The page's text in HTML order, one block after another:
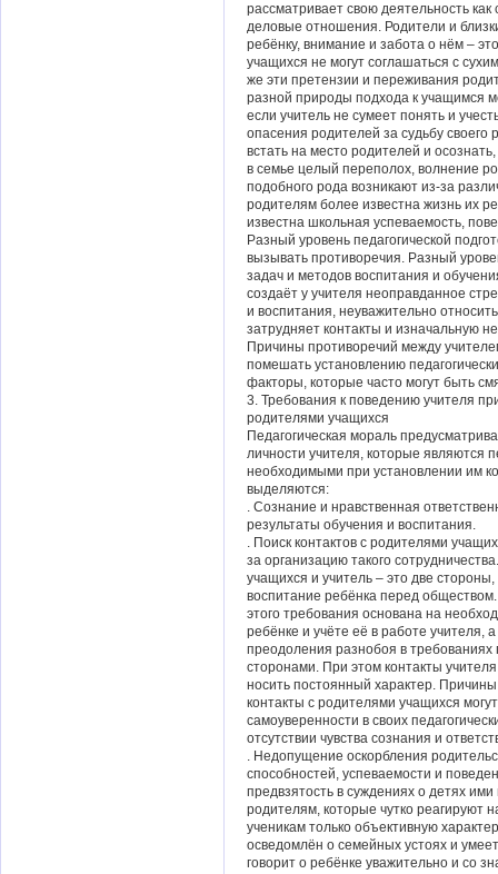
рассматривает свою деятельность
деловые отношения. Родители и
ребёнку, внимание и забота о нём –
учащихся не могут соглашаться с
же эти претензии и переживания
разной природы подхода к учащимся
если учитель не сумеет понять и
опасения родителей за судьбу
встать на место родителей и
в семье целый переполох, волнение
подобного рода возникают из-за
родителям более известна жизнь их
известна школьная успеваемость,
Разный уровень педагогической
вызывать противоречия. Разный
задач и методов воспитания и
создаёт у учителя неоправданное
и воспитания, неуважительно
затрудняет контакты и изначальную
Причины противоречий между
помешать установлению
факторы, которые часто могут быть
3. Требования к поведению учителя
родителями учащихся
Педагогическая мораль
личности учителя, которые являются
необходимыми при установлении им
выделяются:
. Сознание и нравственная
результаты обучения и воспитания.
. Поиск контактов с родителями
за организацию такого
учащихся и учитель – это две
воспитание ребёнка перед
этого требования основана на
ребёнке и учёте её в работе учителя,
преодоления разнобоя в
сторонами. При этом контакты
носить постоянный характер.
контакты с родителями учащихся
самоуверенности в своих
отсутствии чувства сознания и
. Недопущение оскорбления
способностей, успеваемости и
предвзятость в суждениях о детях
родителям, которые чутко реагируют
ученикам только объективную
осведомлён о семейных устоях и
говорит о ребёнке уважительно и со